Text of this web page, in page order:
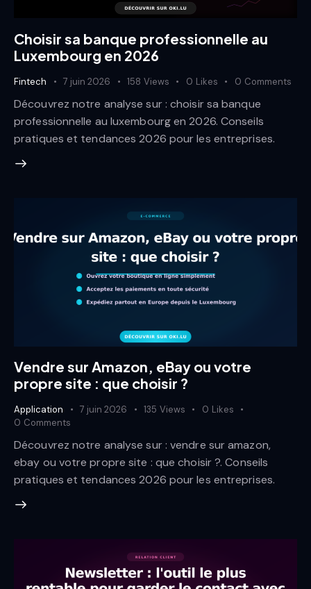
Choisir sa banque professionnelle au
Luxembourg en 2026
Fintech 7 juin 2026 158 Views 0 Likes 0 Comments
Découvrez notre analyse sur : choisir sa banque
professionnelle au luxembourg en 2026. Conseils
pratiques et tendances 2026 pour les entreprises.
Vendre sur Amazon, eBay ou votre
propre site : que choisir ?
Application 7 juin 2026 135 Views 0 Likes
0 Comments
Découvrez notre analyse sur : vendre sur amazon,
ebay ou votre propre site : que choisir ?. Conseils
pratiques et tendances 2026 pour les entreprises.